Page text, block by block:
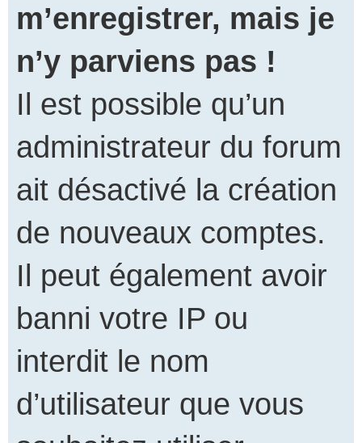
m’enregistrer, mais je
n’y parviens pas !
Il est possible qu’un
administrateur du forum
ait désactivé la création
de nouveaux comptes.
Il peut également avoir
banni votre IP ou
interdit le nom
d’utilisateur que vous